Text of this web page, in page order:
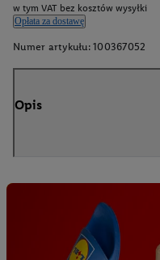
w tym VAT bez kosztów wysyłki
Opłata za dostawę
Numer artykułu: 100367052
Opis